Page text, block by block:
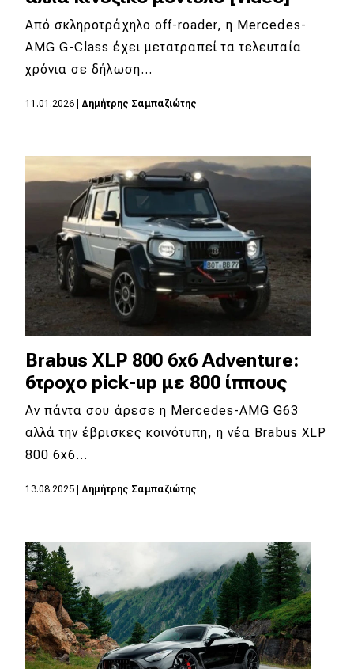
Αγώνες
Formula 1
WRC
Motorsport
Νέα
Τεχνολογία
Mobility
Σταθμοί φόρτισης
Classic
Νέα
Παρουσιάσεις
Μεταχειρισμένο
Οδηγός αγοράς
Συμβουλές
Από σκληροτράχηλο off-roader, η Mercedes-
AMG G-Class έχει μετατραπεί τα τελευταία
χρόνια σε δήλωση…
11.01.2026 Δημήτρης Σαμπαζιώτης
Brabus XLP 800 6x6 Adventure:
6τροχο pick-up με 800 ίππους
Αν πάντα σου άρεσε η Mercedes-AMG G63
αλλά την έβρισκες κοινότυπη, η νέα Brabus XLP
800 6x6…
13.08.2025 Δημήτρης Σαμπαζιώτης